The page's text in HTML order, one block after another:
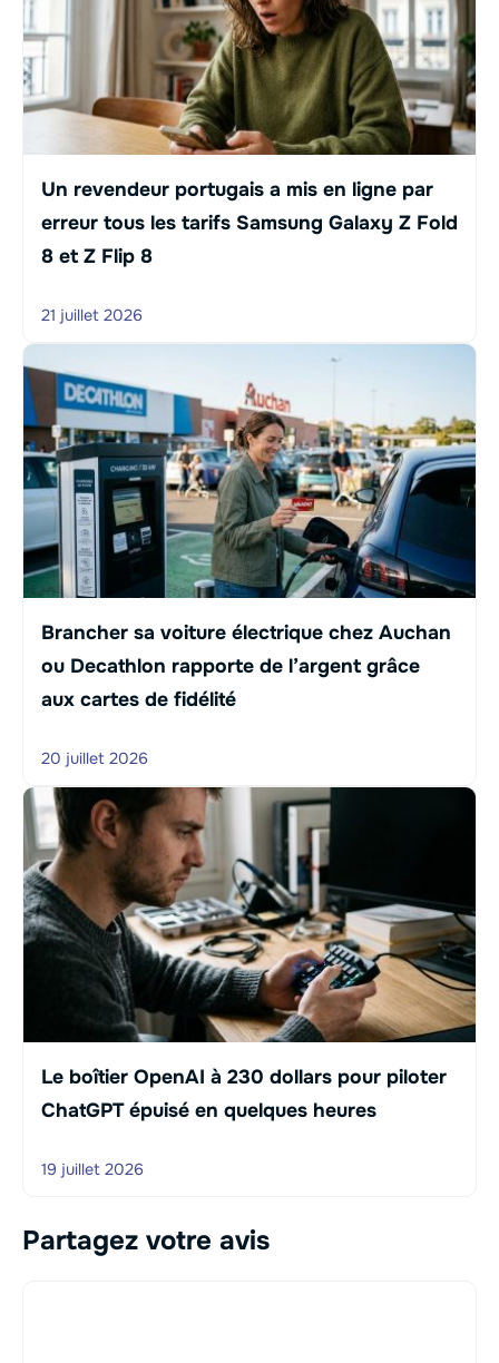
Un revendeur portugais a mis en ligne par
erreur tous les tarifs Samsung Galaxy Z Fold
8 et Z Flip 8
21 juillet 2026
Brancher sa voiture électrique chez Auchan
ou Decathlon rapporte de l’argent grâce
aux cartes de fidélité
20 juillet 2026
Le boîtier OpenAI à 230 dollars pour piloter
ChatGPT épuisé en quelques heures
19 juillet 2026
Partagez votre avis